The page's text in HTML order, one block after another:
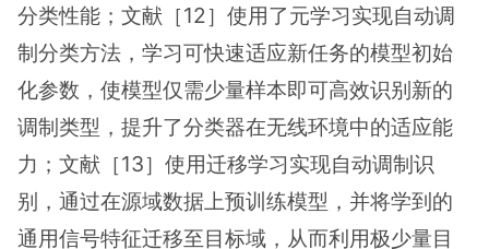
分类性能；文献［12］使用了元学习实现自动调
制分类方法，学习可快速适应新任务的模型初始
化参数，使模型仅需少量样本即可高效识别新的
调制类型，提升了分类器在无线环境中的适应能
力；文献［13］使用迁移学习实现自动调制识
别，通过在源域数据上预训练模型，并将学到的
通用信号特征迁移至目标域，从而利用极少量目